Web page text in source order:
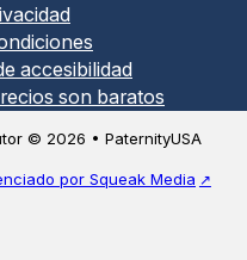
accesibilidad
son baratos
© 2026 • PaternityUSA
por Squeak Media